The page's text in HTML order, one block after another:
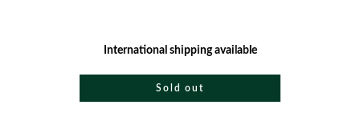
International shipping available
Sold out